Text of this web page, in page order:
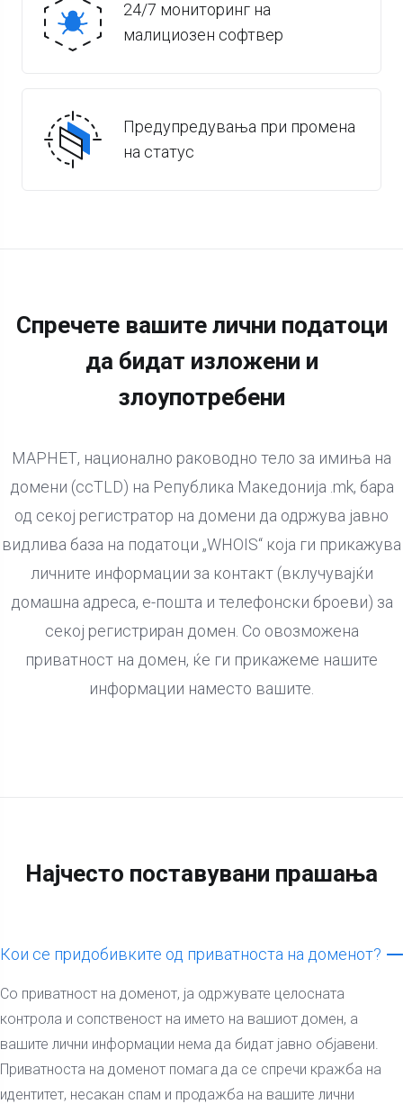
24/7 мониторинг на
малициозен софтвер
Предупредувања при промена
на статус
Спречете вашите лични податоци
да бидат изложени и
злоупотребени
МАРНЕТ, национално раководно тело за имиња на
домени (ccTLD) на Република Македонија .mk, бара
од секој регистратор на домени да одржува јавно
видлива база на податоци „WHOIS“ која ги прикажува
личните информации за контакт (вклучувајќи
домашна адреса, е-пошта и телефонски броеви) за
секој регистриран домен. Со овозможена
приватност на домен, ќе ги прикажеме нашите
информации наместо вашите.
Најчесто поставувани прашања
Кои се придобивките од приватноста на доменот?
Со приватност на доменот, ја одржувате целосната
контрола и сопственост на името на вашиот домен, а
вашите лични информации нема да бидат јавно објавени.
Приватноста на доменот помага да се спречи кражба на
идентитет, несакан спам и продажба на вашите лични